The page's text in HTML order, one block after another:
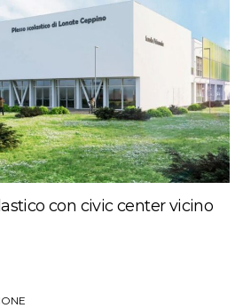
con civic center vicino